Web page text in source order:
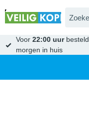
Voor22:00 uurbesteld,
morgen in huis